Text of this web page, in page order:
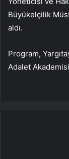
Büyükelçilik
aldı.
Program,
Adalet